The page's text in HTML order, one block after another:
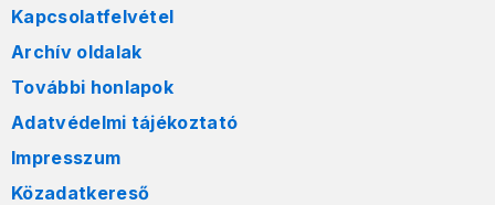
Kapcsolatfelvétel
Archív oldalak
További honlapok
Adatvédelmi tájékoztató
Impresszum
Közadatkereső